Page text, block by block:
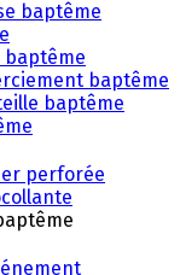
baptême
baptême
baptême
baptême
perforée